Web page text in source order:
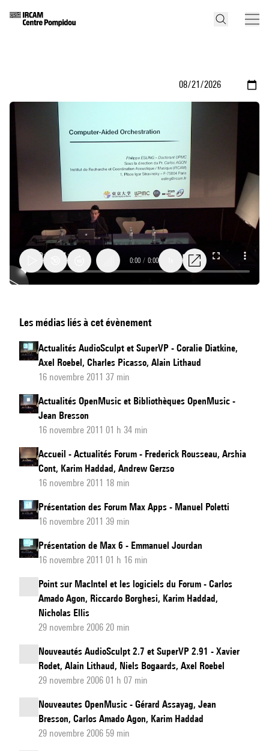
et
l’aide
à
l’orchestration
0:00 / 0:00
Les médias liés à cet évènement
Actualités AudioSculpt et SuperVP - Coralie Diatkine,
Axel Roebel, Charles Picasso, Alain Lithaud
16 novembre 2011 37 min
Actualités OpenMusic et Bibliothèques OpenMusic -
Jean Bresson
16 novembre 2011 01 h 34 min
Accueil - Actualités Forum - Frederick Rousseau, Arshia
Cont, Karim Haddad, Andrew Gerzso
16 novembre 2011 18 min
Présentation des Forum Max Apps - Manuel Poletti
16 novembre 2011 39 min
Présentation de Max 6 - Emmanuel Jourdan
16 novembre 2011 01 h 16 min
Point sur MacIntel et les logiciels du Forum - Carlos
Amado Agon, Riccardo Borghesi, Karim Haddad,
Nicholas Ellis
29 novembre 2006 20 min
Nouveautés AudioSculpt 2.7 et SuperVP 2.91 - Xavier
Rodet, Alain Lithaud, Niels Bogaards, Axel Roebel
29 novembre 2006 01 h 07 min
Nouveautes OpenMusic - Gérard Assayag, Jean
Bresson, Carlos Amado Agon, Karim Haddad
29 novembre 2006 59 min